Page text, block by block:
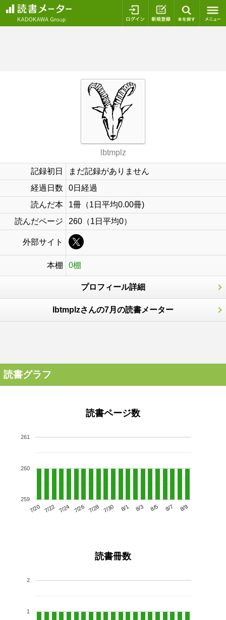
ログイン 新規登録
lbtmplz
記録初日
まだ記録がありません
経過日数
0日経過
読んだ本
1冊（1日平均0.00冊)
読んだページ
260（1日平均0）
外部サイト
本棚 0棚
プロフィール詳細
lbtmplzさんの7月の読書メーター
読書グラフ
読書ページ数
7/20 7/22 7/24 7/26 7/28 7/30 8/1 8/3 8/5 8/7 8/9
259
260
261
読書冊数
1
2